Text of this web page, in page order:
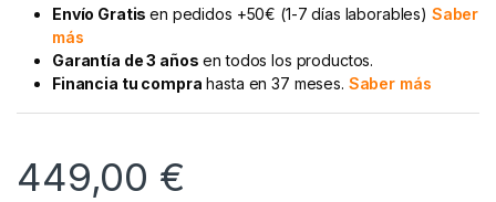
Envío Gratisen pedidos +50€ (1-7 días laborables) Saber
más
Garantía de 3 años en todos los productos.
Financia tu compra hasta en 37 meses. Saber más
449,00 €